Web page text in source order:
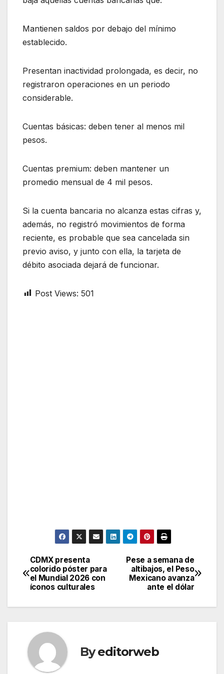
Mantienen saldos por debajo del mínimo
establecido.
Presentan inactividad prolongada, es decir, no
registraron operaciones en un periodo
considerable.
Cuentas básicas: deben tener al menos mil
pesos.
Cuentas premium: deben mantener un
promedio mensual de 4 mil pesos.
Si la cuenta bancaria no alcanza estas cifras y,
además, no registró movimientos de forma
reciente, es probable que sea cancelada sin
previo aviso, y junto con ella, la tarjeta de
débito asociada dejará de funcionar.
Post Views: 501
Post
navigation
Pese a semana de
altibajos, el Peso
Mexicano avanza
ante el dólar
CDMX presenta
colorido póster para
el Mundial 2026 con
íconos culturales
Byeditorweb